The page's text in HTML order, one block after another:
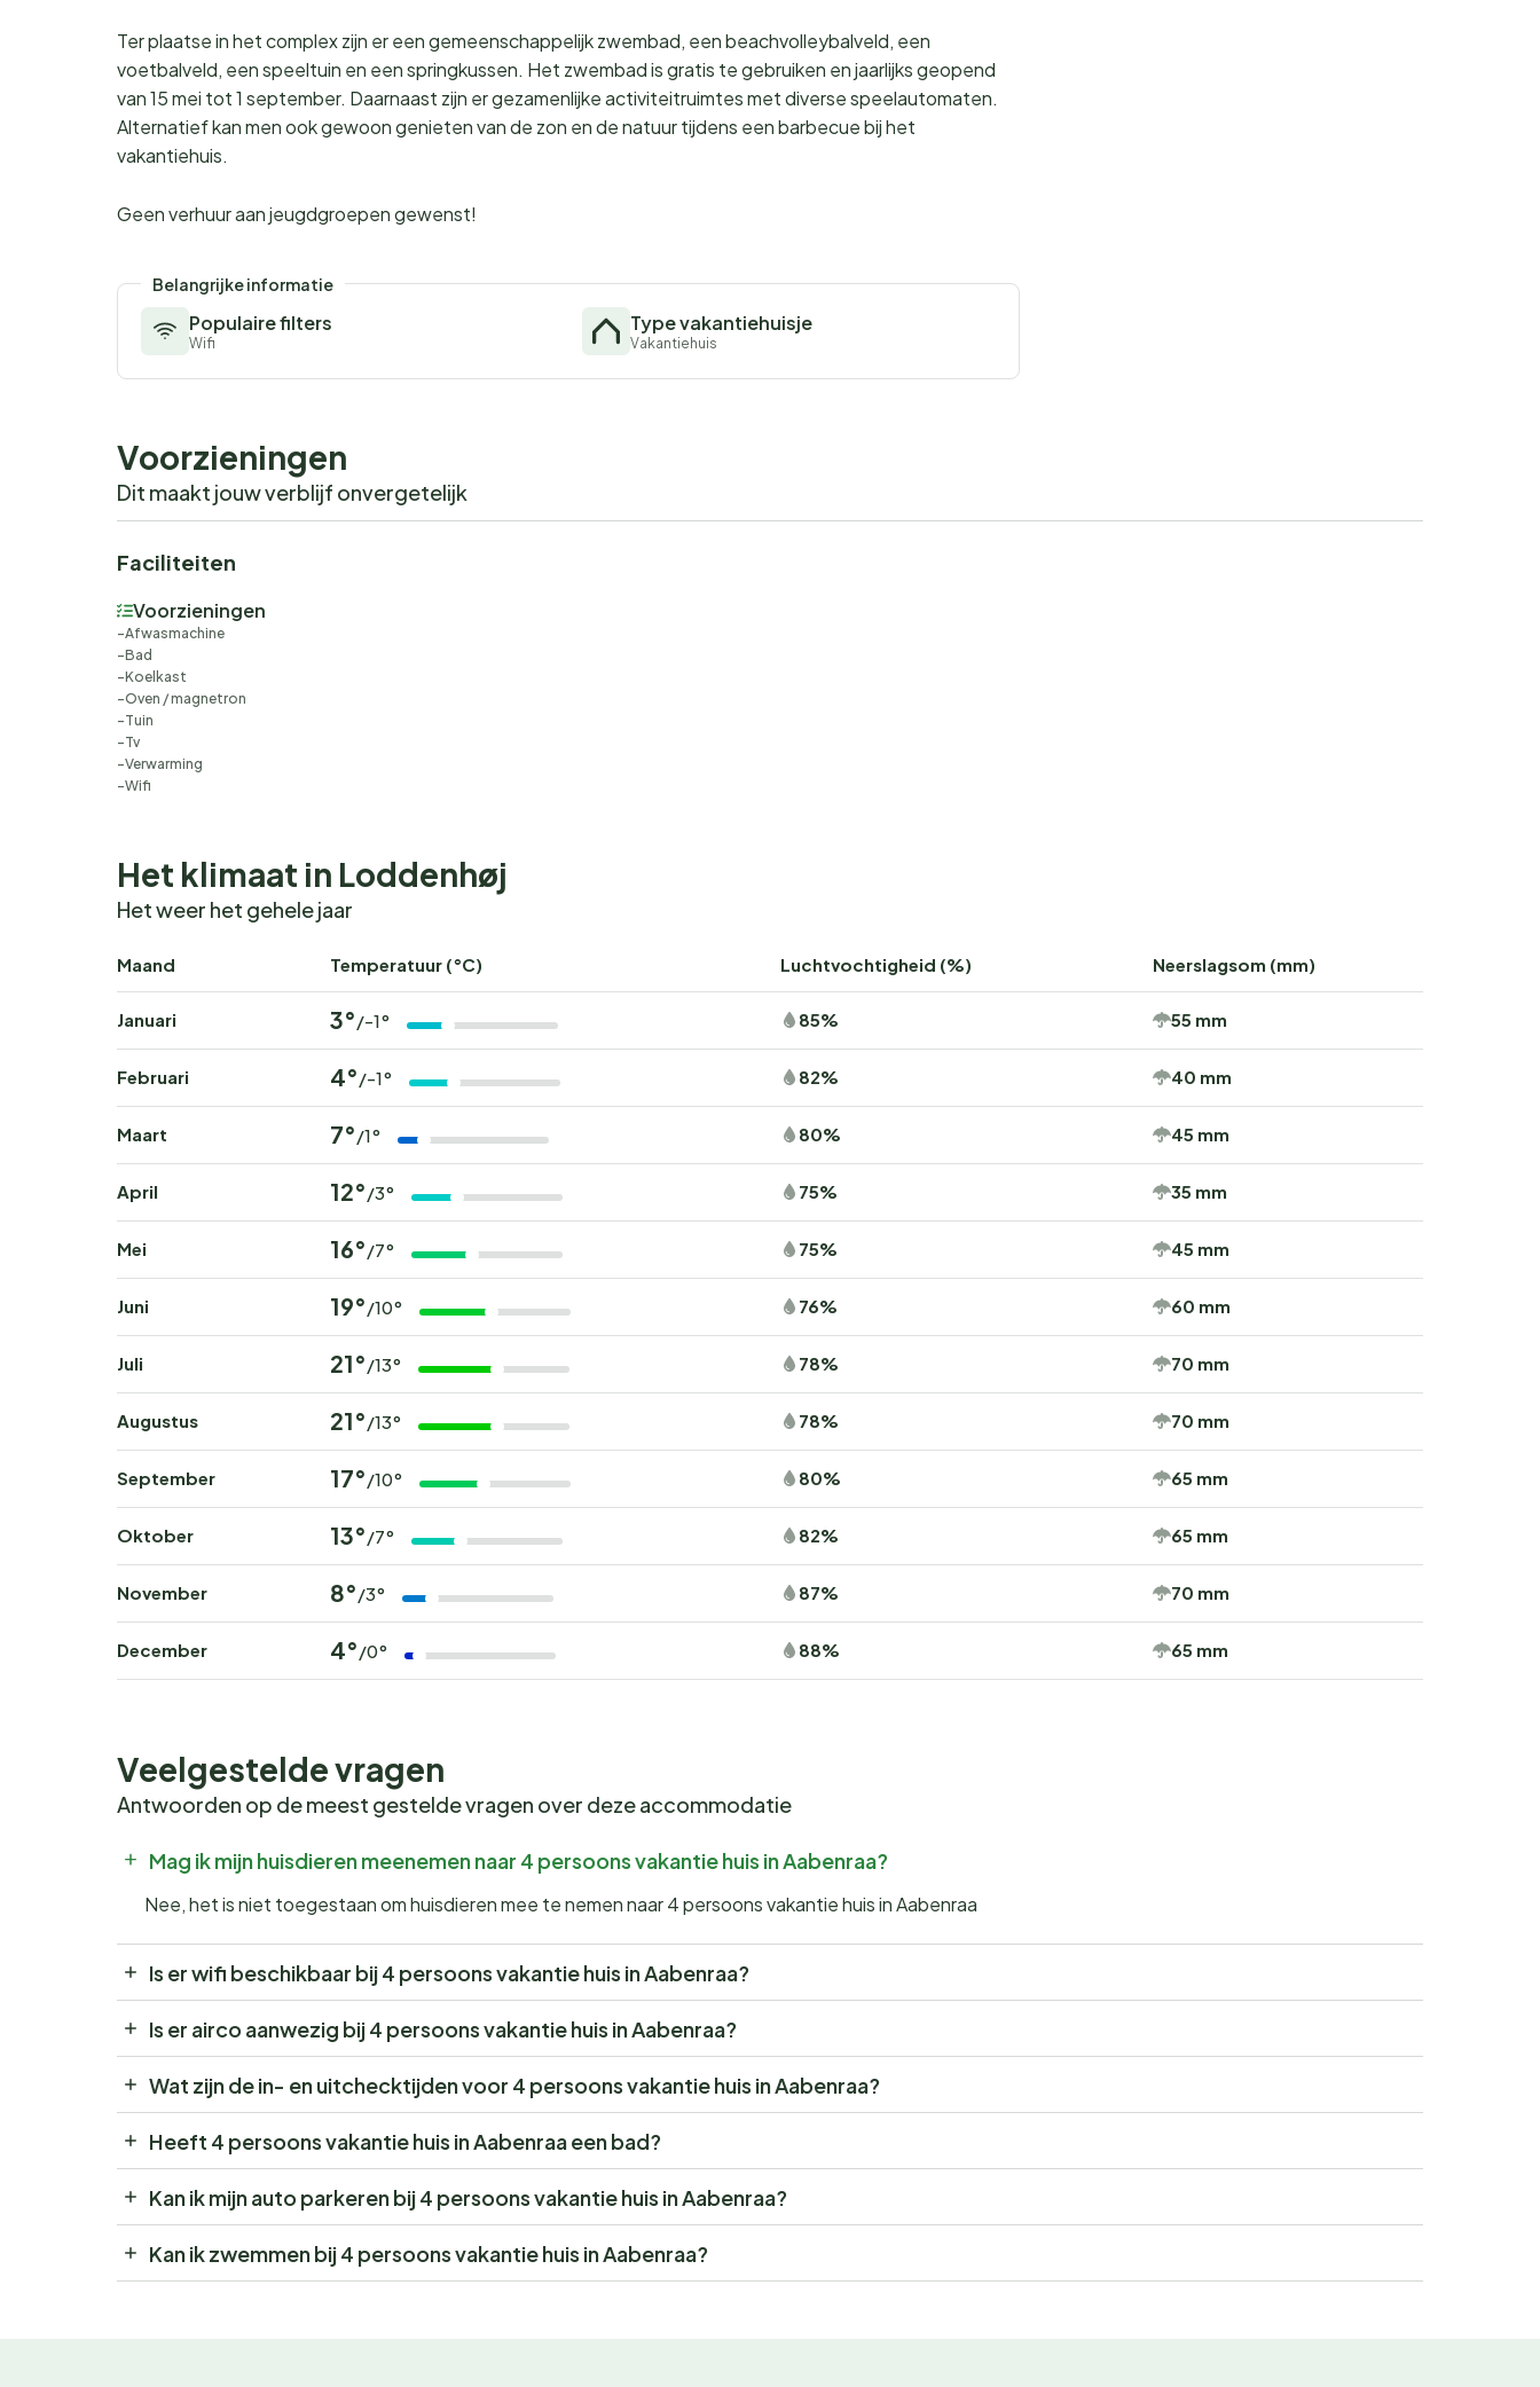
Ter plaatse in het complex zijn er een gemeenschappelijk zwembad, een beachvolleybalveld, een
voetbalveld, een speeltuin en een springkussen. Het zwembad is gratis te gebruiken en jaarlijks geopend
van 15 mei tot 1 september. Daarnaast zijn er gezamenlijke activiteitruimtes met diverse speelautomaten.
Alternatief kan men ook gewoon genieten van de zon en de natuur tijdens een barbecue bij het
vakantiehuis.
Geen verhuur aan jeugdgroepen gewenst!
Belangrijke informatie
Populaire filters
Wifi
Type vakantiehuisje
Vakantiehuis
Voorzieningen
Dit maakt jouw verblijf onvergetelijk
Faciliteiten
Voorzieningen
Afwasmachine
Bad
Koelkast
Oven / magnetron
Tuin
Tv
Verwarming
Wifi
Het klimaat in Loddenhøj
Het weer het gehele jaar
Maand Temperatuur (°C) Luchtvochtigheid (%) Neerslagsom (mm)
Januari 3° /-1° 85% 55 mm
Februari 4° /-1° 82% 40 mm
Maart 7° /1° 80% 45 mm
April 12° /3° 75% 35 mm
Mei 16° /7° 75% 45 mm
Juni 19° /10° 76% 60 mm
Juli 21° /13° 78% 70 mm
Augustus 21° /13° 78% 70 mm
September 17° /10° 80% 65 mm
Oktober 13° /7° 82% 65 mm
November 8° /3° 87% 70 mm
December 4° /0° 88% 65 mm
Veelgestelde vragen
Antwoorden op de meest gestelde vragen over deze accommodatie
Mag ik mijn huisdieren meenemen naar 4 persoons vakantie huis in Aabenraa?
Nee, het is niet toegestaan om huisdieren mee te nemen naar 4 persoons vakantie huis in Aabenraa
Is er wifi beschikbaar bij 4 persoons vakantie huis in Aabenraa?
Is er airco aanwezig bij 4 persoons vakantie huis in Aabenraa?
Wat zijn de in- en uitchecktijden voor 4 persoons vakantie huis in Aabenraa?
Heeft 4 persoons vakantie huis in Aabenraa een bad?
Kan ik mijn auto parkeren bij 4 persoons vakantie huis in Aabenraa?
Kan ik zwemmen bij 4 persoons vakantie huis in Aabenraa?